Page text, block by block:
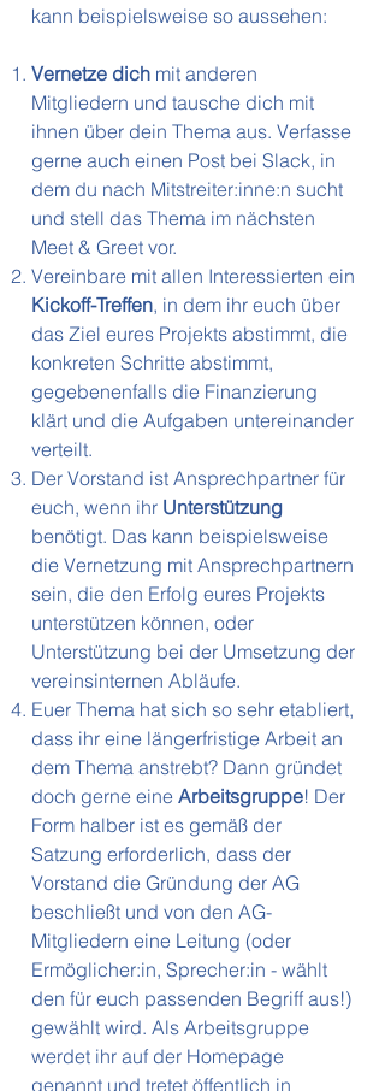
kann beispielsweise so aussehen:
Vernetze dich mit anderen
Mitgliedern und tausche dich mit
ihnen über dein Thema aus. Verfasse
gerne auch einen Post bei Slack, in
dem du nach Mitstreiter:inne:n sucht
und stell das Thema im nächsten
Meet & Greet vor.
Vereinbare mit allen Interessierten ein
Kickoff-Treffen, in dem ihr euch über
das Ziel eures Projekts abstimmt, die
konkreten Schritte abstimmt,
gegebenenfalls die Finanzierung
klärt und die Aufgaben untereinander
verteilt.
Der Vorstand ist Ansprechpartner für
euch, wenn ihr Unterstützung
benötigt. Das kann beispielsweise
die Vernetzung mit Ansprechpartnern
sein, die den Erfolg eures Projekts
unterstützen können, oder
Unterstützung bei der Umsetzung der
vereinsinternen Abläufe.
Euer Thema hat sich so sehr etabliert,
dass ihr eine längerfristige Arbeit an
dem Thema anstrebt? Dann gründet
doch gerne eine Arbeitsgruppe! Der
Form halber ist es gemäß der
Satzung erforderlich, dass der
Vorstand die Gründung der AG
beschließt und von den AG-
Mitgliedern eine Leitung (oder
Ermöglicher:in, Sprecher:in - wählt
den für euch passenden Begriff aus!)
gewählt wird. Als Arbeitsgruppe
werdet ihr auf der Homepage
genannt und tretet öffentlich in